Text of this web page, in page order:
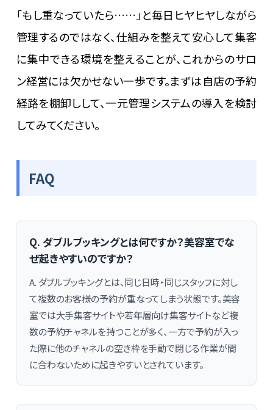
「もし重なっていたら……」と毎日ヒヤヒヤしながら
管理するのではなく、仕組みを整えて安心して集客
に集中できる環境を整えることが、これからのサロ
ン経営には欠かせない一歩です。まずは自店の予約
経路を棚卸しして、一元管理システムの導入を検討
してみてください。
FAQ
Q. ダブルブッキングとは何ですか？美容室でな
ぜ起きやすいのですか？
A. ダブルブッキングとは、同じ日時・同じスタッフに対し
て複数のお客様の予約が重なってしまう状態です。美容
室では大手集客サイトや若年層向け集客サイトなど複
数の予約チャネルを持つことが多く、一方で予約が入っ
た際に他のチャネルの空き枠を手動で閉じる作業が間
に合わないために起きやすいとされています。